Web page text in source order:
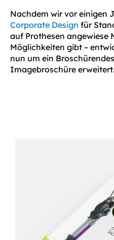
Nachdem wir vor einigen
Corporate Design für
auf Prothesen angewiese
Möglichkeiten gibt –
nun um ein
Imagebroschüre erweitert.